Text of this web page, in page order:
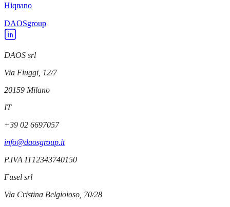
Hiqnano
DAOSgroup
DAOS srl
Via Fiuggi, 12/7
20159 Milano
IT
+39 02 6697057
info@daosgroup.it
P.IVA IT12343740150
Fusel srl
Via Cristina Belgioioso, 70/28